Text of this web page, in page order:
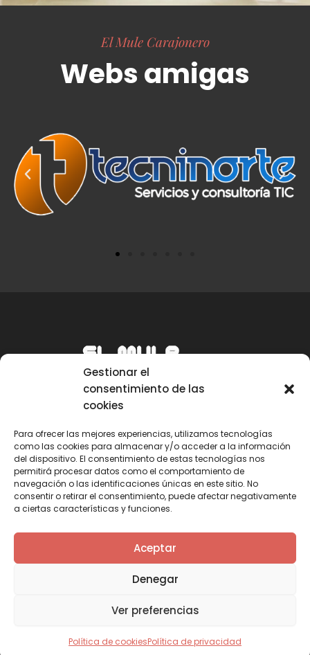
Gestionar el
consentimiento de las
cookies
Para ofrecer las mejores experiencias, utilizamos tecnologías
como las cookies para almacenar y/o acceder a la información
del dispositivo. El consentimiento de estas tecnologías nos
permitirá procesar datos como el comportamiento de
navegación o las identificaciones únicas en este sitio. No
consentir o retirar el consentimiento, puede afectar negativamente
a ciertas características y funciones.
Aceptar
Denegar
Ver preferencias
Política de cookiesPolítica de privacidad
El Mule Carajonero
Webs amigas
Email
mule@mulecarajonero.com
Síguenos en redes sociales
a
k
T
w
i
t
e
Y
o
u
t
b
n
a